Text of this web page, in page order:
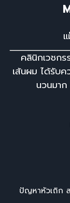
คลินิกเวชกร
เส้นผม ได้รับค
นวนมา
ปัญหาหัวเถิก